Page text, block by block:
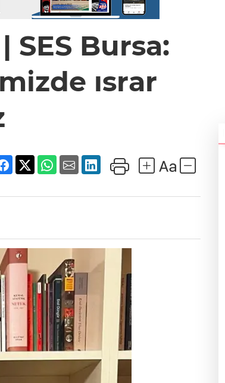
SES Bursa:
ısrar